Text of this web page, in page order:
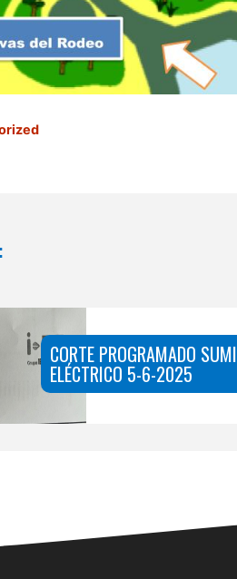
CORTE PROGRAMADO
ELÉCTRICO 5-6-2025